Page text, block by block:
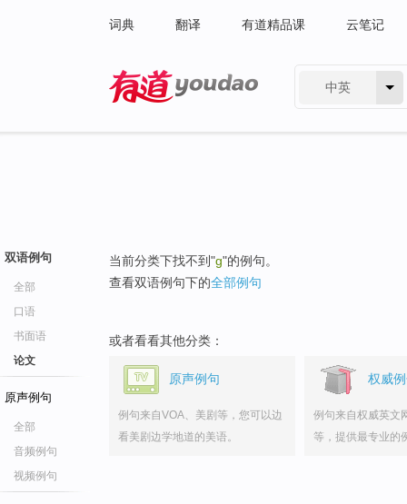
词典 翻译 有道精品课 云笔记
中英
双语例句
全部
口语
书面语
论文
原声例句
全部
音频例句
视频例句
当前分类下找不到"g"的例句。
查看双语例句下的全部例句
或者看看其他分类：
原声例句
例句来自VOA、美剧等，您可以边
看美剧边学地道的美语。
权威
例句来自权威英文
等，提供最专业的